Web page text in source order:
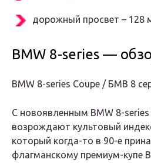
дорожный просвет – 128
BMW 8-series —
BMW 8-series Coupe / БМВ 8
С новоявленным BMW 8-
возрождают культовый
который когда-то в 90-е
флагманскому премиум-купе